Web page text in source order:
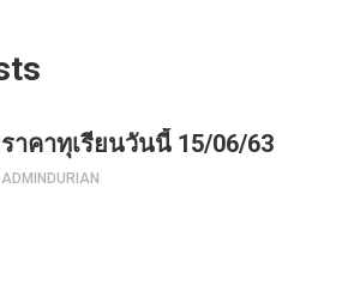
ราคาทุเรียนวันนี้ 15/06/63
ADMINDURIAN